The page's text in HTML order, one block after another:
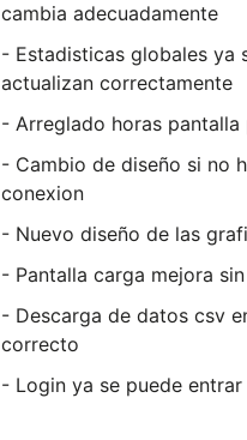
cambia adecuadamente
- Estadisticas globales ya
actualizan correctamente
- Arreglado horas pantalla
- Cambio de diseño si no
conexion
- Nuevo diseño de las
- Pantalla carga mejora
- Descarga de datos csv
correcto
- Login ya se puede